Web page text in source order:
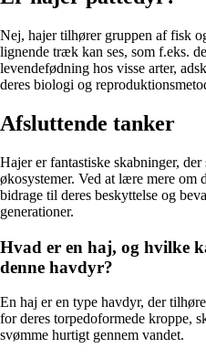
Nej, hajer tilhører gruppen af fisk
lignende træk kan ses, som f.eks.
levendefødning hos visse arter,
deres biologi og
Afsluttende tanker
Hajer er fantastiske skabninger,
økosystemer. Ved at lære mere om
bidrage til deres beskyttelse og
generationer.
Hvad er en haj, og hvilke
denne havdyr?
En haj er en type havdyr, der
for deres torpedoformede kroppe,
svømme hurtigt gennem vandet.